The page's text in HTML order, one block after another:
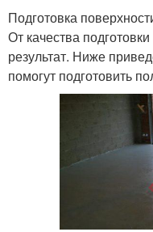
Подготовка
От качества
результат. Ниже
помогут подготовить